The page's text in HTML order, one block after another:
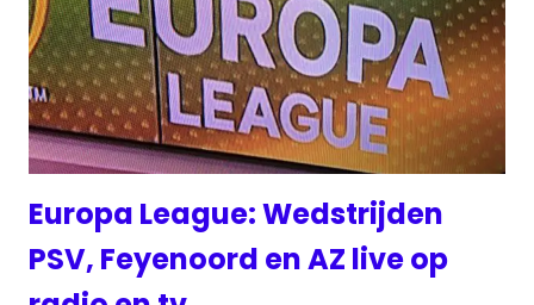
Europa League: Wedstrijden
PSV, Feyenoord en AZ live op